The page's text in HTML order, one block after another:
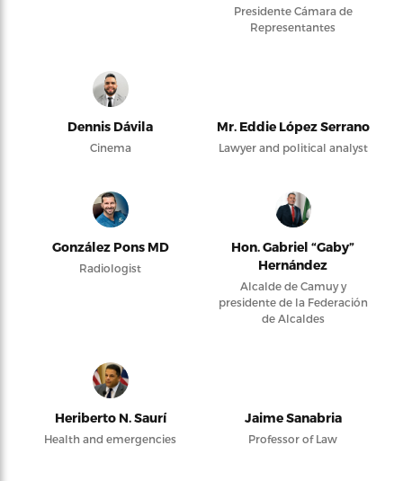
Presidente Cámara de
Representantes
Dennis Dávila
Cinema
Mr. Eddie López Serrano
Lawyer and political analyst
González Pons MD
Radiologist
Hon. Gabriel “Gaby”
Hernández
Alcalde de Camuy y
presidente de la Federación
de Alcaldes
Heriberto N. Saurí
Health and emergencies
Jaime Sanabria
Professor of Law